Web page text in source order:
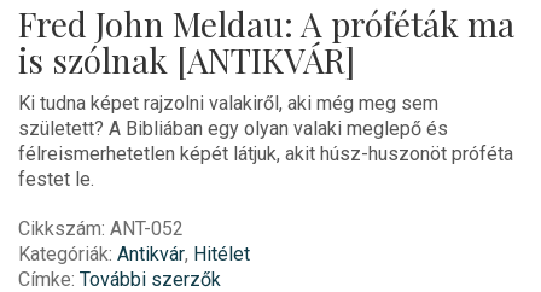
Fred John Meldau: A próféták ma
is szólnak [ANTIKVÁR]
Ki tudna képet rajzolni valakiről, aki még meg sem
született? A Bibliában egy olyan valaki meglepő és
félreismerhetetlen képét látjuk, akit húsz-huszonöt próféta
festet le.
Cikkszám: ANT-052
Kategóriák: Antikvár, Hitélet
Címke: További szerzők